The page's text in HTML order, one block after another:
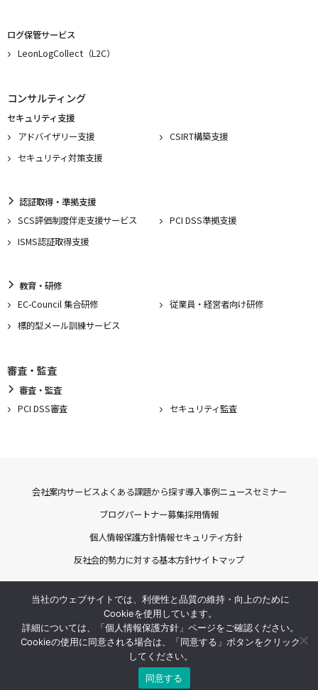
ログ保管サービス
LeonLogCollect（L2C）
コンサルティング
セキュリティ支援
アドバイザリー支援
CSIRT構築支援
セキュリティ対策支援
認証取得・準拠支援
SCS評価制度伴走支援サービス
PCI DSS準拠支援
ISMS認証取得支援
教育・研修
EC-Council 集合研修
従業員・経営者向け研修
標的型メール訓練サービス
審査・監査
審査・監査
PCI DSS審査
セキュリティ監査
会社案内サービスよくある課題から探す導入事例ニュースセミナー
ブログパートナー募集採用情報
個人情報保護方針情報セキュリティ方針
反社会的勢力に対する基本方針サイトマップ
COPYRIGHT © LEON TECHNOLOGY, INC. ALL RIGHTS RESERVED.
当社のウェブサイトでは、利便性と品質の維持・向上のために
Cookieを使用しています。
詳細については、「個人情報保護方針」ページをご確認ください。
Cookieの使用に同意される場合は、「同意する」ボタンをクリック
してください。
同意する